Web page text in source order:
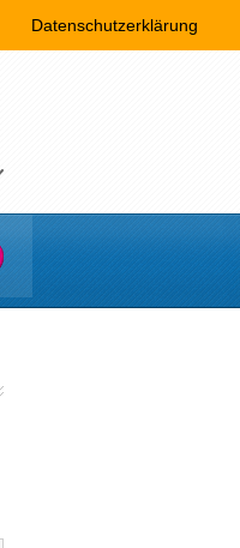
Datenschutzerklärung